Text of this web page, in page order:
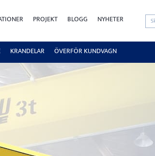
PROJEKT BLOGG NYHETER
KRANDELAR ÖVERFÖR KUNDVAGN